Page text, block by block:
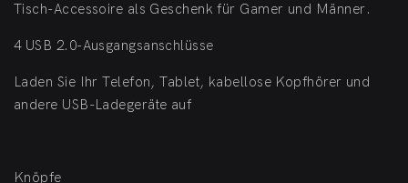
Tisch-Accessoire als Geschenk für Gamer und Männer.
4 USB 2.0-Ausgangsanschlüsse
Laden Sie Ihr Telefon, Tablet, kabellose Kopfhörer und
andere USB-Ladegeräte auf
Knöpfe